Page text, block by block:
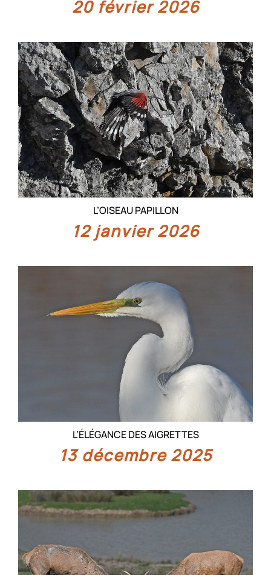
20 février 2026
L’OISEAU PAPILLON
12 janvier 2026
L’ÉLÉGANCE DES AIGRETTES
13 décembre 2025